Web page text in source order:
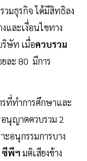
วมธุรกิจ ได้มีสิทธิลง
และเงื่อนไขทาง
ษัท เมื่อควบรวม
ยละ 80 มีการ
ที่ทำการศึกษาและ
นุญาตควบรวม 2
อนุกรรมการบาง
พีฯ มติเสียงข้าง